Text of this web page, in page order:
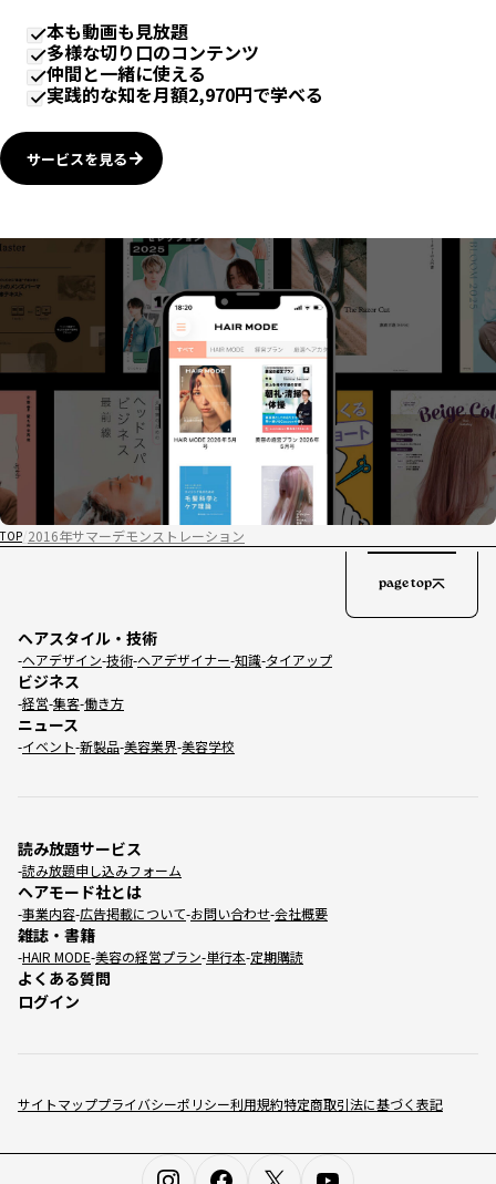
本も動画も見放題
多様な切り口のコンテンツ
仲間と一緒に使える
実践的な知を月額2,970円で学べる
サービスを見る
TOP 2016年サマーデモンストレーション
サイトマッププライバシーポリシー利用規約特定商取引法に基づく表記
ヘアスタイル・技術
ヘアデザイン 技術 ヘアデザイナー 知識 タイアップ
ビジネス
経営 集客 働き方
ニュース
イベント 新製品 美容業界 美容学校
読み放題サービス
読み放題申し込みフォーム
ヘアモード社とは
事業内容 広告掲載について お問い合わせ 会社概要
雑誌・書籍
HAIR MODE 美容の経営プラン 単行本 定期購読
よくある質問
ログイン
page top